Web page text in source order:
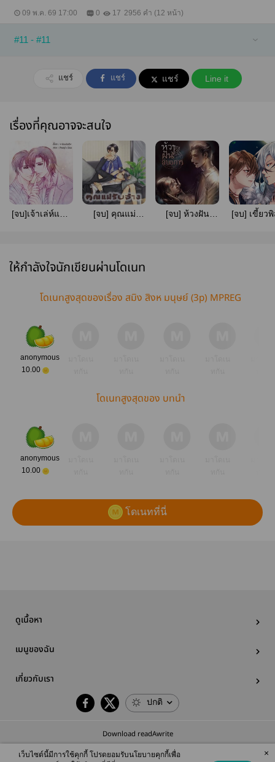
09 พ.ค. 69 17:00 0 17 2956 คำ (12 หน้า)
#11 - #11
แชร์ แชร์ แชร์ Line it
เรื่องที่คุณอาจจะสนใจ
[จบ]เจ้าเล่ห์แสน
[จบ] คุณแม่
[จบ] ห้วงฝัน
[จบ] เขี้ยว
ให้กำลังใจนักเขียนผ่านโดเนท
โดเนทสูงสุดของเรื่อง สมิง สิงห มนุษย์ (3p) MPREG
anonymous
10.00
โดเนทสูงสุดของ บทนำ
anonymous
10.00
โดเนทที่นี่
ดูเนื้อหา
เมนูของฉัน
เกี่ยวกับเรา
ปกติ
Download readAwrite
เว็บไซต์นี้มีการใช้คุกกี้ โปรดยอมรับนโยบายคุกกี้เพื่อ
×